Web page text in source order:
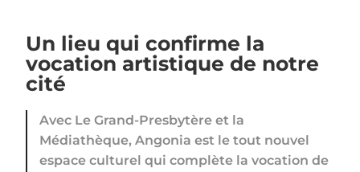
Un lieu qui confirme la
vocation artistique de notre
cité
Avec Le Grand-Presbytère et la
Médiathèque, Angonia est le tout nouvel
espace culturel qui complète la vocation de